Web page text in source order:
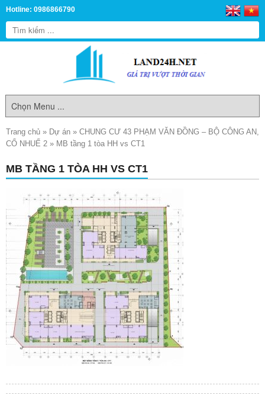
Hotline: 0986866790
Trang chủ » Dự án » CHUNG CƯ 43 PHẠM VĂN ĐỒNG – BỘ CÔNG AN,
CỔ NHUẾ 2 » MB tầng 1 tòa HH vs CT1
MB TẦNG 1 TÒA HH VS CT1